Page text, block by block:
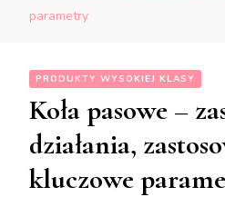
parametry
PRODUKTY WYSOKIEJ KLASY
Koła pasowe –
działania,
kluczowe